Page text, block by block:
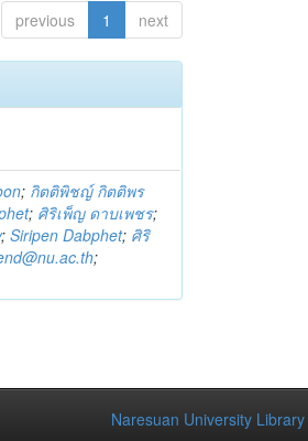
previous 1 next
; กิตติพิชญ์ กิตติพร
; ศิริเพ็ญ ดาบเพชร;
;Siripen Dabphet; ศิริ
;
Naresuan University Library